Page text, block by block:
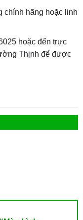
chính hãng hoặc linh
hoặc đến trực
Thịnh để được